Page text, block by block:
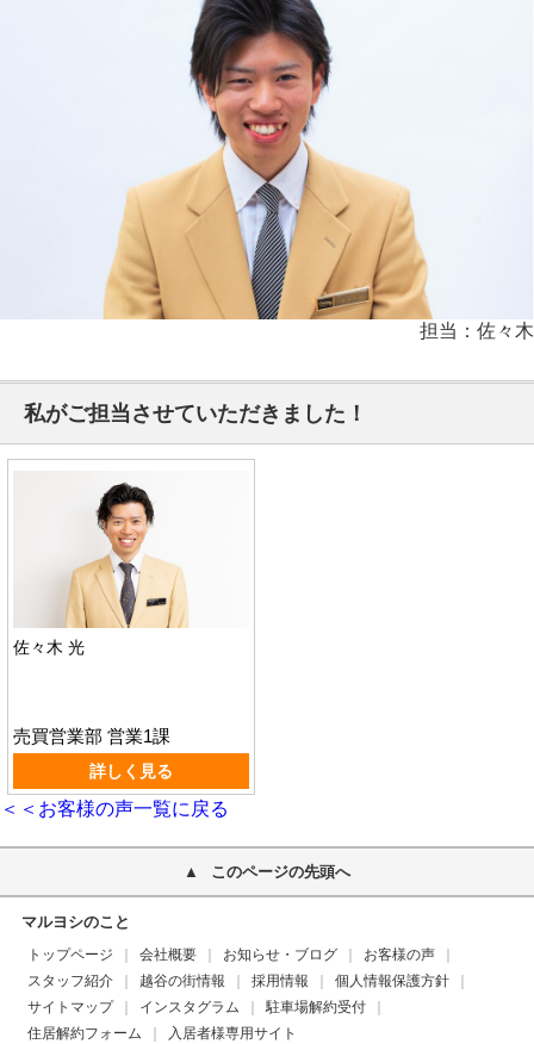
担当：佐々木
私がご担当させていただきました！
佐々木 光
売買営業部 営業1課
詳しく見る
＜＜お客様の声一覧に戻る
このページの先頭へ
マルヨシのこと
トップページ 会社概要 お知らせ・ブログ
お客様の声
スタッフ紹介
越谷の街情報 採用情報
個人情報保護方針
サイトマップ
インスタグラム
駐車場解約受付
住居解約フォーム
入居者様専用サイト